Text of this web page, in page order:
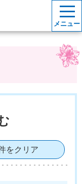
メニュー
をクリア